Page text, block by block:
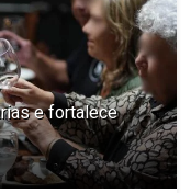
e fortalece